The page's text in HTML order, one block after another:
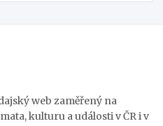
web zaměřený na
kulturu a události v ČR i v